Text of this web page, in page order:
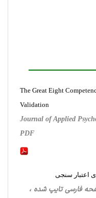
The Great Eight
Validation
Journal of Applied
PDF
اعتبار سنجی
صنعتی ‌و سازمانی، 46 صفحه فارسی تایپ شده ،